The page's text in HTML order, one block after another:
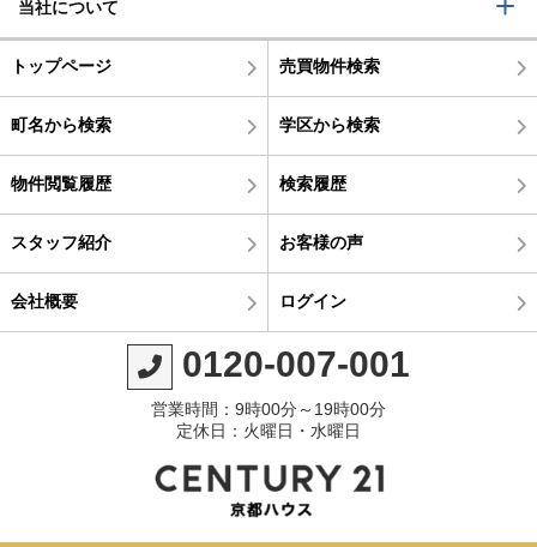
当社について
トップページ 売買物件検索
町名から検索 学区から検索
物件閲覧履歴 検索履歴
スタッフ紹介 お客様の声
会社概要 ログイン
0120-007-001
営業時間：9時00分～19時00分
定休日：火曜日・水曜日